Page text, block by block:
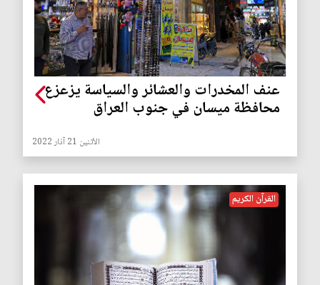
عنف المخدرات والعشائر والسياسة يزعزع
محافظة ميسان في جنوب العراق
الأثنين 21 آذار 2022
القرآن الكريم